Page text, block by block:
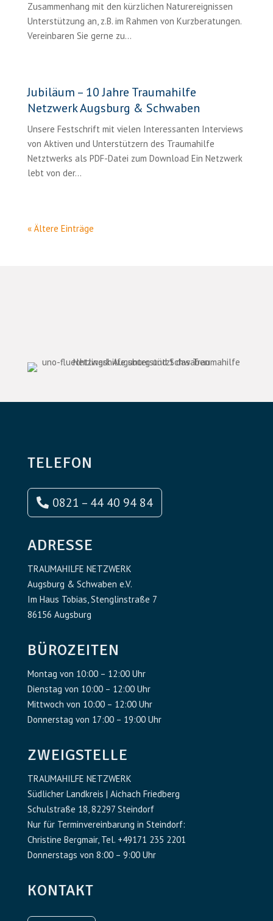
Zusammenhang mit den kürzlichen Naturereignissen
Unterstützung an, z.B. im Rahmen von Kurzberatungen.
Vereinbaren Sie gerne zu...
Jubiläum – 10 Jahre Traumahilfe
Netzwerk Augsburg & Schwaben
Unsere Festschrift mit vielen Interessanten Interviews
von Aktiven und Unterstützern des Traumahilfe
Netztwerks als PDF-Datei zum Download Ein Netzwerk
lebt von der...
« Ältere Einträge
TELEFON
0821 – 44 40 94 84
ADRESSE
TRAUMAHILFE NETZWERK
Augsburg & Schwaben e.V.
Im Haus Tobias, Stenglinstraße 7
86156 Augsburg
BÜROZEITEN
Montag von 10:00 – 12:00 Uhr
Dienstag von 10:00 – 12:00 Uhr
Mittwoch von 10:00 – 12:00 Uhr
Donnerstag von 17:00 – 19:00 Uhr
ZWEIGSTELLE
TRAUMAHILFE NETZWERK
Südlicher Landkreis | Aichach Friedberg
Schulstraße 18, 82297 Steindorf
Nur für Terminvereinbarung in Steindorf:
Christine Bergmair, Tel. +49171 235 2201
Donnerstags von 8:00 – 9:00 Uhr
KONTAKT